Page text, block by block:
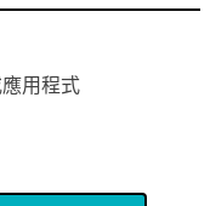
用程式